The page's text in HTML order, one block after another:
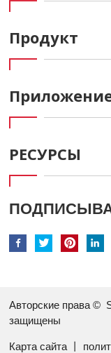
Продукт
РЕСУРСЫ
Авторские права ©
защищены
Карта сайта